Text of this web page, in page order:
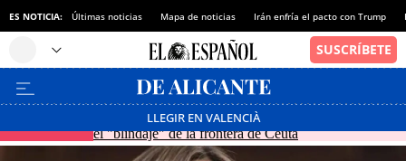
ES NOTICIA: Últimas noticias Mapa de noticias Irán enfría el pacto con Trump
LLEGIR EN VALENCIÀ
Vivas pide en la comisión de Interior de la Eurocámara
el "blindaje" de la frontera de Ceuta